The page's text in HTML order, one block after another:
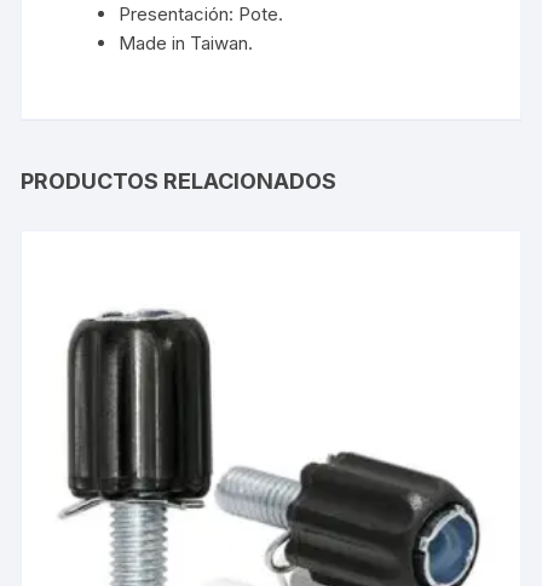
Presentación: Pote.
Made in Taiwan.
PRODUCTOS RELACIONADOS